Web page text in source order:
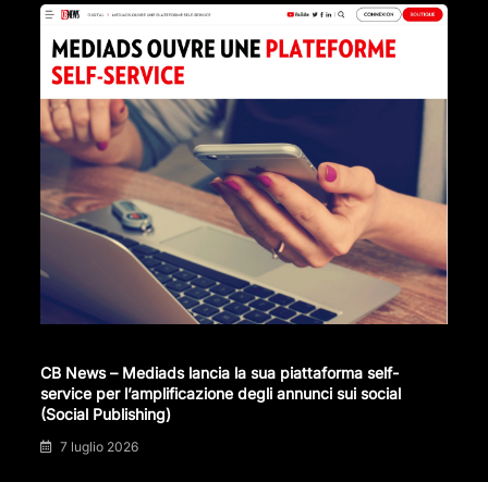
CB News – Mediads lancia la sua piattaforma self-
service per l’amplificazione degli annunci sui social
(Social Publishing)
7 luglio 2026